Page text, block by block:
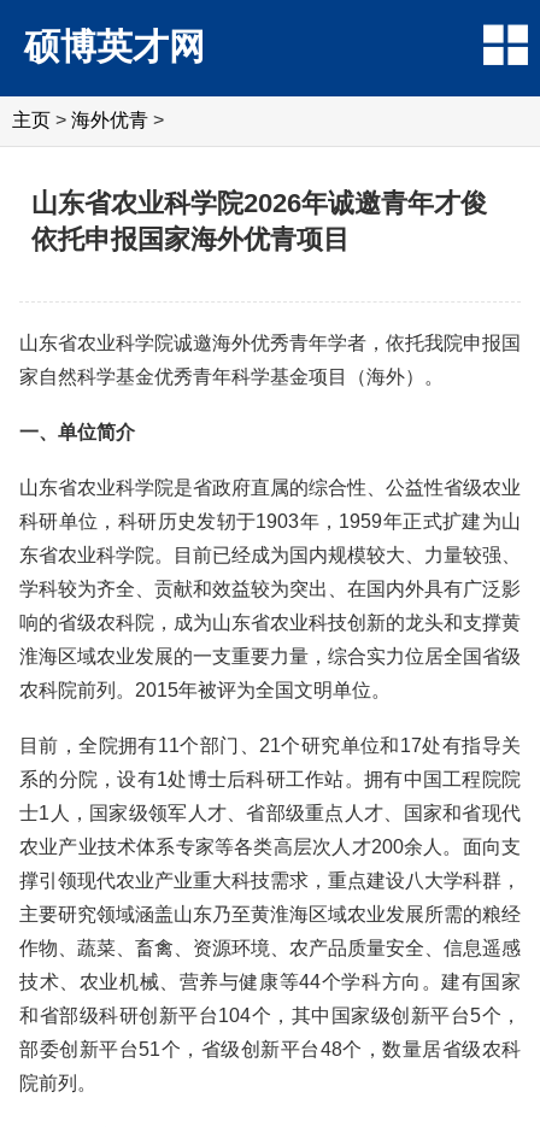
硕博英才网
主页 > 海外优青 >
山东省农业科学院2026年诚邀青年才俊
依托申报国家海外优青项目
山东省农业科学院诚邀海外优秀青年学者，依托我院申报国
家自然科学基金优秀青年科学基金项目（海外）。
一、单位简介
山东省农业科学院是省政府直属的综合性、公益性省级农业
科研单位，科研历史发轫于1903年，1959年正式扩建为山
东省农业科学院。目前已经成为国内规模较大、力量较强、
学科较为齐全、贡献和效益较为突出、在国内外具有广泛影
响的省级农科院，成为山东省农业科技创新的龙头和支撑黄
淮海区域农业发展的一支重要力量，综合实力位居全国省级
农科院前列。2015年被评为全国文明单位。
目前，全院拥有11个部门、21个研究单位和17处有指导关
系的分院，设有1处博士后科研工作站。拥有中国工程院院
士1人，国家级领军人才、省部级重点人才、国家和省现代
农业产业技术体系专家等各类高层次人才200余人。面向支
撑引领现代农业产业重大科技需求，重点建设八大学科群，
主要研究领域涵盖山东乃至黄淮海区域农业发展所需的粮经
作物、蔬菜、畜禽、资源环境、农产品质量安全、信息遥感
技术、农业机械、营养与健康等44个学科方向。建有国家
和省部级科研创新平台104个，其中国家级创新平台5个，
部委创新平台51个，省级创新平台48个，数量居省级农科
院前列。